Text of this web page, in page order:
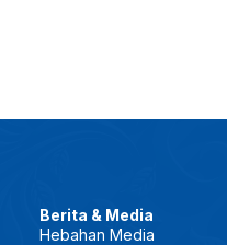
Berita & Media
Hebahan Media